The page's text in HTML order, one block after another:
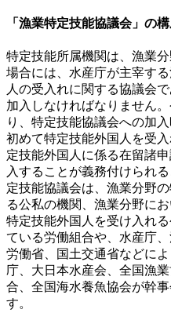
「漁業特定技能協議会」の
特定技能所属機関は、漁業
場合には、水産庁が主宰す
人の受入れに関する協議会
加入しなければなりません
り、特定技能協議会への加
初めて特定技能外国人を受
定技能外国人に係る在留諸
入することが義務付けられ
定技能協議会は、漁業分野
る公私の機関、漁業分野に
特定技能外国人を受け入れ
ている労働組合や、水産庁
労働省、国土交通省などに
庁、大日本水産会、全国漁
合、全国海水養魚協会が幹
す。